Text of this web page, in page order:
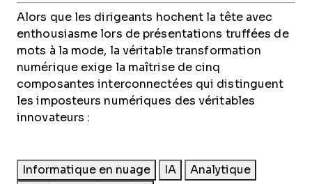
Alors que les dirigeants hochent la tête avec
enthousiasme lors de présentations truffées de
mots à la mode, la véritable transformation
numérique exige la maîtrise de cinq
composantes interconnectées qui distinguent
les imposteurs numériques des véritables
innovateurs :
Informatique en nuage IA
Analytique